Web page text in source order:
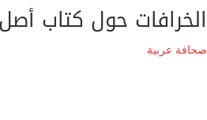
الخرافات حول كتاب أصل
صحافة عربية